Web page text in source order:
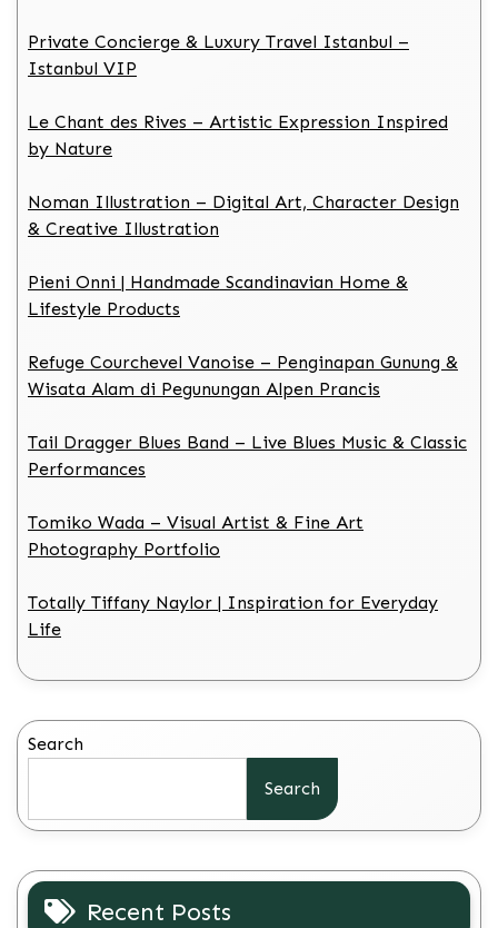
Private Concierge & Luxury Travel Istanbul –
Istanbul VIP
Le Chant des Rives – Artistic Expression Inspired
by Nature
Noman Illustration – Digital Art, Character Design
& Creative Illustration
Pieni Onni | Handmade Scandinavian Home &
Lifestyle Products
Refuge Courchevel Vanoise – Penginapan Gunung &
Wisata Alam di Pegunungan Alpen Prancis
Tail Dragger Blues Band – Live Blues Music & Classic
Performances
Tomiko Wada – Visual Artist & Fine Art
Photography Portfolio
Totally Tiffany Naylor | Inspiration for Everyday
Life
Search
Search
Recent Posts